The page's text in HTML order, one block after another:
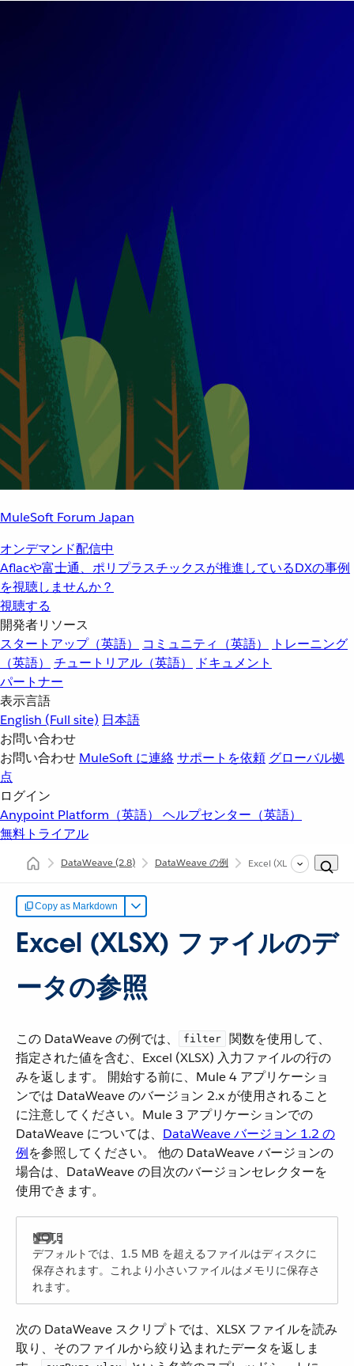
MuleSoft Forum Japan
オンデマンド配信中
Aflacや富士通、ポリプラスチックスが推進しているDXの事例
を視聴しませんか？
視聴する
開発者リソース
スタートアップ（英語）
コミュニティ（英語）
トレーニング
（英語）
チュートリアル（英語）
ドキュメント
パートナー
表示言語
English (Full site) 日本語
お問い合わせ
お問い合わせ MuleSoft に連絡サポートを依頼 グローバル拠
点
ログイン
Anypoint Platform（英語） ヘルプセンター（英語）
無料トライアル
DataWeave(2.8) DataWeave の例 Excel (XLSX) ファイル
Copy as Markdown
Excel (XLSX) ファイルのデ
ータの参照
この DataWeave の例では、​ filter
​ 関数を使用して、
指定された値を含む、Excel (XLSX) 入力ファイルの行の
みを返します。 開始する前に、Mule 4 アプリケーショ
ンでは DataWeave のバージョン 2.x が使用されること
に注意してください。Mule 3 アプリケーションでの
DataWeave については、​ DataWeave バージョン 1.2 の
例​を参照してください。 他の DataWeave バージョンの
場合は、DataWeave の目次のバージョンセレクターを
使用できます。
デフォルトでは、1.5 MB を超えるファイルはディスクに
保存されます。これより小さいファイルはメモリに保存さ
れます。
次の DataWeave スクリプトでは、XLSX ファイルを読み
取り、そのファイルから絞り込まれたデータを返しま